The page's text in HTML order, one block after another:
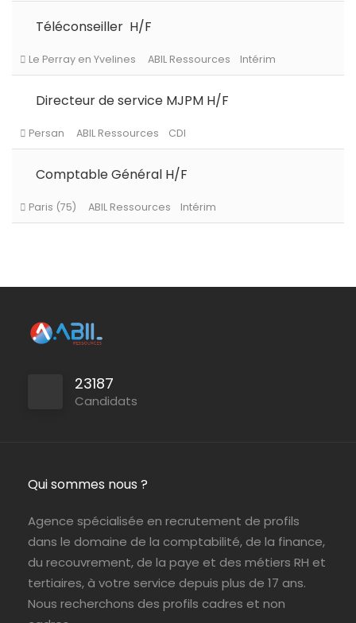
Téléconseiller H/F
Directeur de service MJPM H/F
Comptable Général H/F
23187
Candidats
Qui sommes nous ?
Agence spécialisée en recrutement de profils
dans le domaine de la comptabilité, de la finance,
du recouvrement, de la paye et des métiers RH et
tertiaires, à votre service depuis plus de 17 ans.
Nous recherchons des profils cadres et non